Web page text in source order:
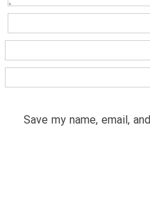
Save my name, email,